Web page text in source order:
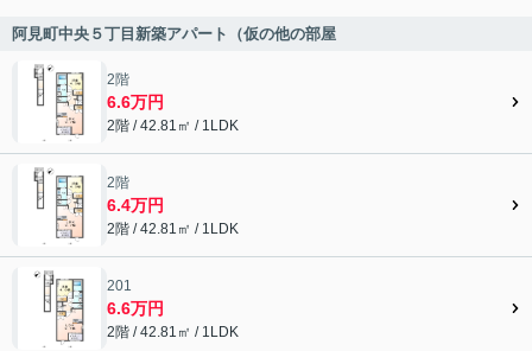
阿見町中央５丁目新築アパート（仮の他の部屋
2階
6.6万円
2階 / 42.81㎡ / 1LDK
2階
6.4万円
2階 / 42.81㎡ / 1LDK
201
6.6万円
2階 / 42.81㎡ / 1LDK